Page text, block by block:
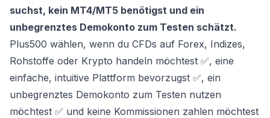
suchst, kein MT4/MT5 benötigst und ein
unbegrenztes Demokonto zum Testen schätzt.
Plus500 wählen, wenn du CFDs auf Forex, Indizes,
Rohstoffe oder Krypto handeln möchtest ✅, eine
einfache, intuitive Plattform bevorzugst ✅, ein
unbegrenztes Demokonto zum Testen nutzen
möchtest ✅ und keine Kommissionen zahlen möchtest